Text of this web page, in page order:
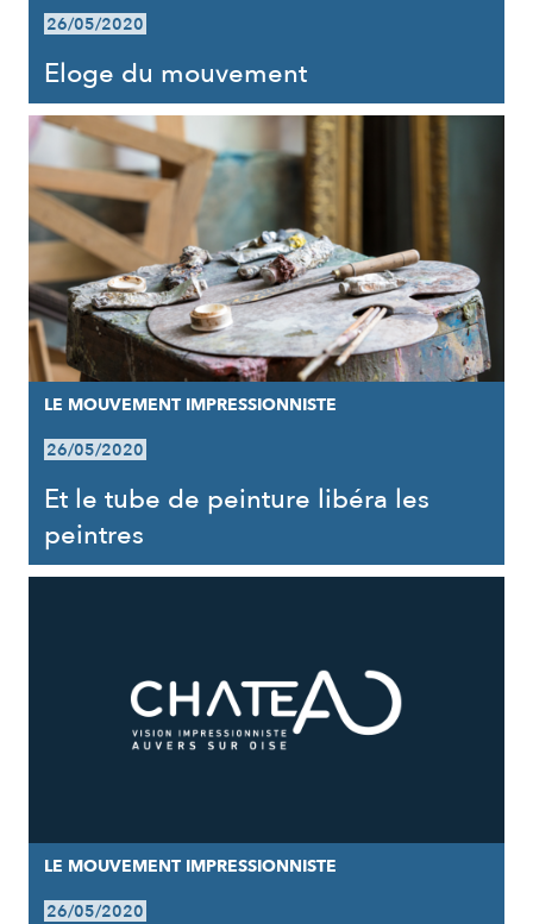
26/05/2020
Eloge du mouvement
LE MOUVEMENT IMPRESSIONNISTE
26/05/2020
Et le tube de peinture libéra les
peintres
LE MOUVEMENT IMPRESSIONNISTE
26/05/2020